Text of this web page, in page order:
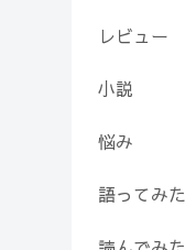
レビュー
小説
悩み
語ってみた